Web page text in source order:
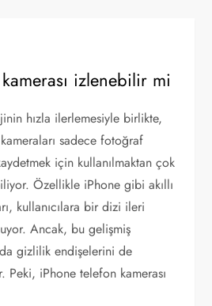
izlenebilir mi
hızla ilerlemesiyle birlikte,
sadece fotoğraf
için kullanılmaktan çok
Özellikle iPhone gibi akıllı
kullanıcılara bir dizi ileri
Ancak, bu gelişmiş
gizlilik endişelerini de
Peki, iPhone telefon kamerası